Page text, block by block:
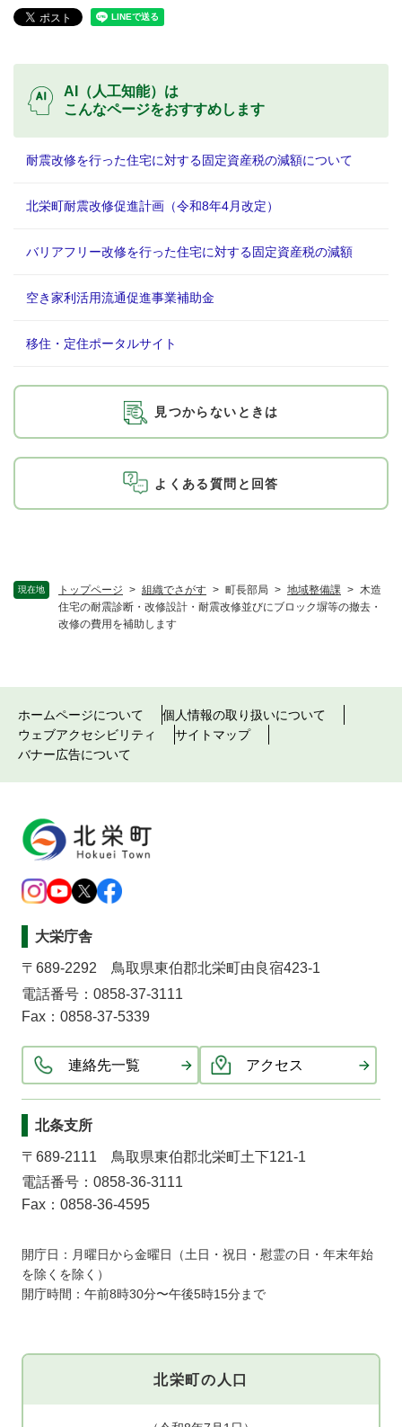
現在地 トップページ > 組織でさがす > 町長部局 > 地域整備課 > 木造
住宅の耐震診断・改修設計・耐震改修並びにブロック塀等の撤去・
改修の費用を補助します
AI（人工知能）は
こんなページをおすすめします
耐震改修を行った住宅に対する固定資産税の減額について
北栄町耐震改修促進計画（令和8年4月改定）
バリアフリー改修を行った住宅に対する固定資産税の減額
空き家利活用流通促進事業補助金
移住・定住ポータルサイト
見つからないときは
よくある質問と回答
ホームページについて
個人情報の取り扱いについて
ウェブアクセシビリティ
サイトマップ
バナー広告について
大栄庁舎
〒689-2292 鳥取県東伯郡北栄町由良宿423-1
電話番号：0858-37-3111
Fax：0858-37-5339
連絡先一覧 アクセス
北条支所
〒689-2111 鳥取県東伯郡北栄町土下121-1
電話番号：0858-36-3111
Fax：0858-36-4595
開庁日：月曜日から金曜日（土日・祝日・慰霊の日・年末年始
を除くを除く）
開庁時間：午前8時30分〜午後5時15分まで
北栄町の人口